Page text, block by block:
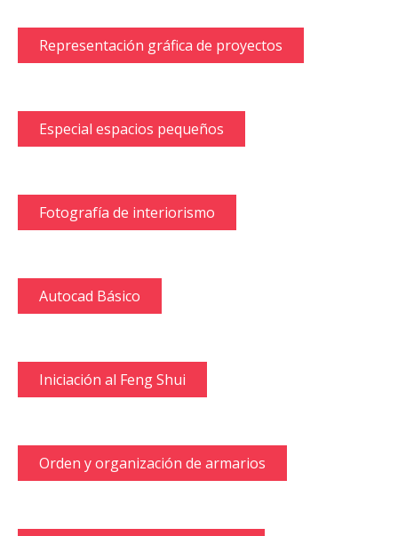
Representación gráfica de proyectos
Especial espacios pequeños
Fotografía de interiorismo
Autocad Básico
Iniciación al Feng Shui
Orden y organización de armarios